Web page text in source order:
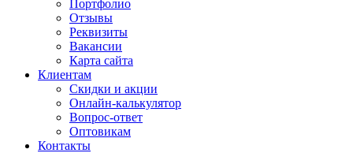
Портфолио
Отзывы
Реквизиты
Вакансии
Карта сайта
Клиентам
Скидки и акции
Онлайн-калькулятор
Вопрос-ответ
Оптовикам
Контакты